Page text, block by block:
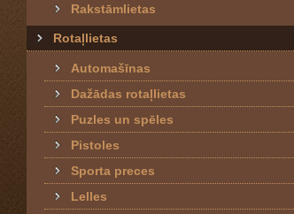
Rakstāmlietas
Rotaļlietas
Automašīnas
Dažādas rotaļlietas
Puzles un spēles
Pistoles
Sporta preces
Lelles